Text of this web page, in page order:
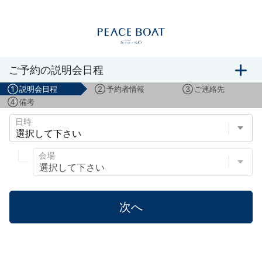
ボランティアスタッフ募集説明会のご予約
ご予約の説明会日程
①説明会日程 ②予約者情報 ③ ご連絡先
④備考
日時
会場
次へ